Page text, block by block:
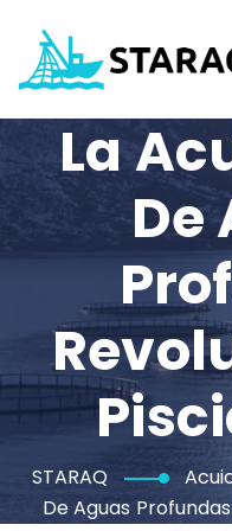
La
De
STARAQ
De Aguas